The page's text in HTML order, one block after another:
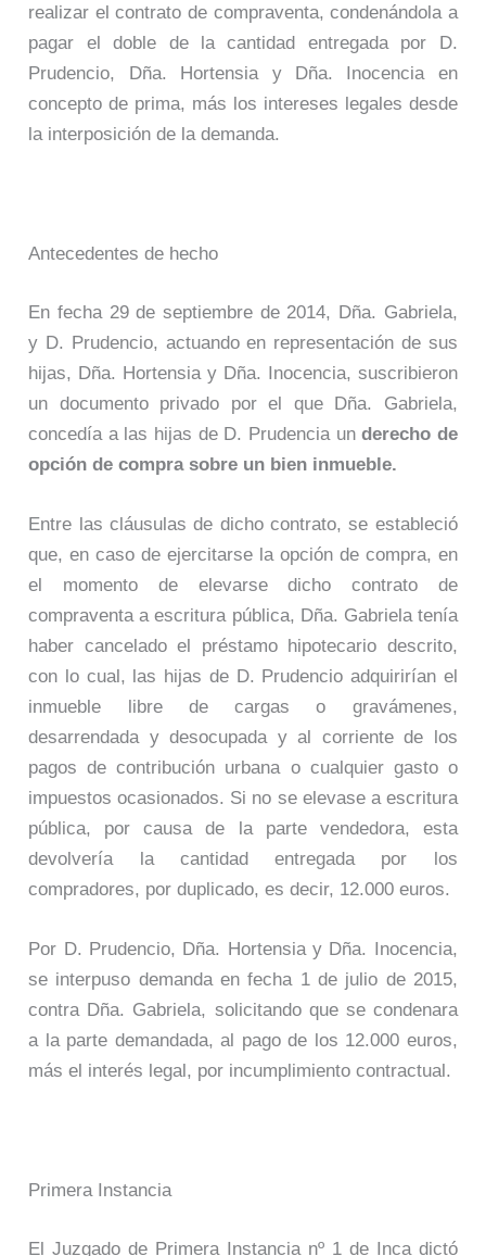
realizar el contrato de compraventa, condenándola a
pagar el doble de la cantidad entregada por D.
Prudencio, Dña. Hortensia y Dña. Inocencia en
concepto de prima, más los intereses legales desde
la interposición de la demanda.
Antecedentes de hecho
En fecha 29 de septiembre de 2014, Dña. Gabriela,
y D. Prudencio, actuando en representación de sus
hijas, Dña. Hortensia y Dña. Inocencia, suscribieron
un documento privado por el que Dña. Gabriela,
concedía a las hijas de D. Prudencia underecho de
opción de compra sobre un bien inmueble.
Entre las cláusulas de dicho contrato, se estableció
que, en caso de ejercitarse la opción de compra, en
el momento de elevarse dicho contrato de
compraventa a escritura pública, Dña. Gabriela tenía
haber cancelado el préstamo hipotecario descrito,
con lo cual, las hijas de D. Prudencio adquirirían el
inmueble libre de cargas o gravámenes,
desarrendada y desocupada y al corriente de los
pagos de contribución urbana o cualquier gasto o
impuestos ocasionados. Si no se elevase a escritura
pública, por causa de la parte vendedora, esta
devolvería la cantidad entregada por los
compradores, por duplicado, es decir, 12.000 euros.
Por D. Prudencio, Dña. Hortensia y Dña. Inocencia,
se interpuso demanda en fecha 1 de julio de 2015,
contra Dña. Gabriela, solicitando que se condenara
a la parte demandada, al pago de los 12.000 euros,
más el interés legal, por incumplimiento contractual.
Primera Instancia
El Juzgado de Primera Instancia nº 1 de Inca dictó